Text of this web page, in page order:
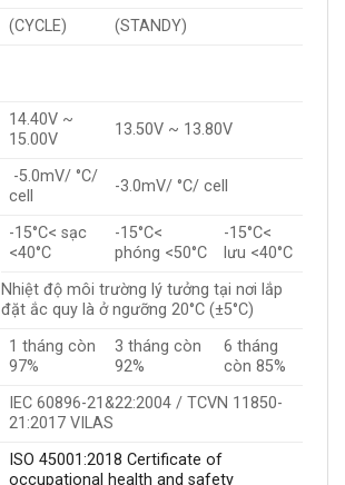
(CYCLE)
(STANDY)
14.40V ~
15.00V
13.50V ~ 13.80V
-5.0mV/ °C/
cell
-3.0mV/ °C/ cell
-15°C< sạc
<40°C
-15°C<
phóng <50°C
-15°C<
lưu <40°C
Nhiệt độ môi trường lý tưởng tại nơi lắp
đặt ắc quy là ở ngưỡng 20°C (±5°C)
1 tháng còn
97%
3 tháng còn
92%
6 tháng
còn 85%
IEC 60896-21&22:2004 / TCVN 11850-
21:2017 VILAS
ISO 45001:2018 Certificate of
occupational health and safety